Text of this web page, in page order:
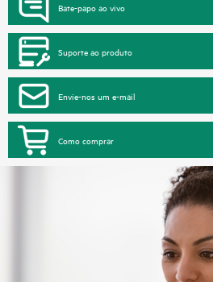
Bate-papo ao vivo
Suporte ao produto
Envie-nos um e-mail
Como comprar